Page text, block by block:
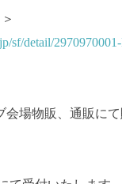
sf/detail/
会場物販、通販に